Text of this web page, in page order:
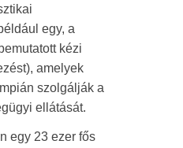
egy, a
kézi
amelyek
szolgálják a
ellátását.
egy 23 ezer fős